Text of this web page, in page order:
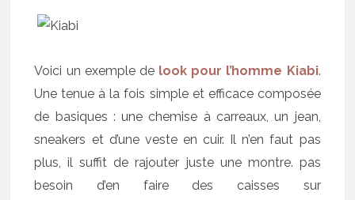
Voici un exemple de look pour l’homme Kiabi.
Une tenue à la fois simple et efficace composée
de basiques : une chemise à carreaux, un jean,
sneakers et d’une veste en cuir. Il n’en faut pas
plus, il suffit de rajouter juste une montre. pas
besoin d’en faire des caisses sur